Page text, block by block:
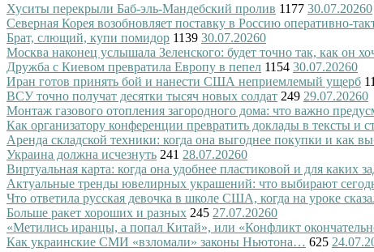
Хуситы перекрыли Баб-эль-Мандебский пролив 1177 30.07.20260
Северная Корея возобновляет поставку в Россию оперативно-
Брат, слющий, купи помидор 1139 30.07.20260
Москва наконец услышала Зеленского: будет точно так, как он
Дружба с Киевом превратила Европу в пепел 1154 30.07.20260
Иран готов принять бой и нанести США неприемлемый ущерб
ВСУ точно получат десятки тысяч новых солдат 249 29.07.20260
Монтаж газового отопления загородного дома: что важно
Как организатору конференции превратить доклады в тексты и
Аренда складской техники: когда она выгоднее покупки и как
Украина должна исчезнуть 241 28.07.20260
Виртуальная карта: когда она удобнее пластиковой и для каких
Актуальные тренды ювелирных украшений: что выбирают
Что ответила русская девочка в школе США, когда на уроке
Больше ракет хороших и разных 245 27.07.20260
«Метились иранцы, а попал Китай», или «Конфликт
Как украинские СМИ «взломали» законы Ньютона… 625